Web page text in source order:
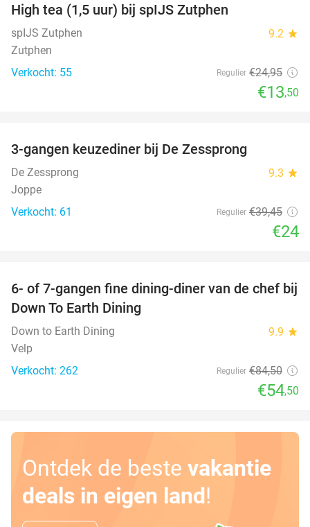
High tea (1,5 uur) bij spIJS Zutphen
spIJS Zutphen 9.2 star
Zutphen
Verkocht: 55
Regulier €24,95
€13,50
3-gangen keuzediner bij De Zessprong
De Zessprong 9.3 star
Joppe
Verkocht: 61
Regulier €39,45
€24
36%
6- of 7-gangen fine dining-diner van de chef bij
Down To Earth Dining
Down to Earth Dining 9.9 star
Velp
Verkocht: 262
Regulier €84,50
€54,50
Ontdek de beste vakantie
deals in eigen land!